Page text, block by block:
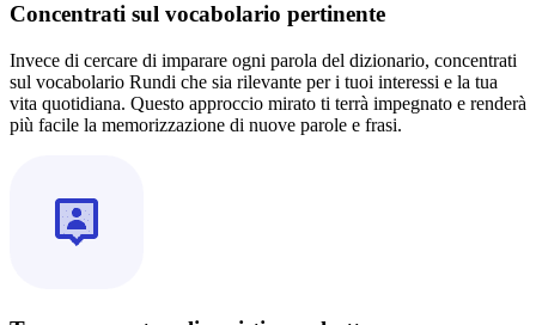
Concentrati sul vocabolario pertinente
Invece di cercare di imparare ogni parola del dizionario, concentrati
sul vocabolario Rundi che sia rilevante per i tuoi interessi e la tua
vita quotidiana. Questo approccio mirato ti terrà impegnato e renderà
più facile la memorizzazione di nuove parole e frasi.